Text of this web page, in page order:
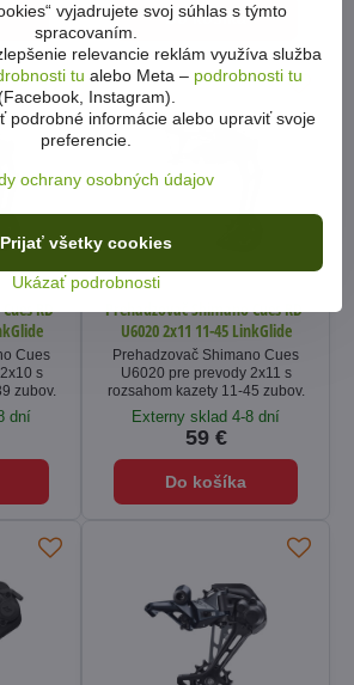
Do košíka
RD-
Cues
s
zubov.
dní
Prehadzovač Shimano Cues RD-
U6020 2x11 11-45 LinkGlide
Prehadzovač Shimano Cues
U6020 pre prevody 2x11 s
rozsahom kazety 11-45 zubov.
Externy sklad 4-8 dní
59 €
Do košíka
vyjadrujete svoj súhlas s týmto
spracovaním.
relevancie reklám využíva služba
tu alebo Meta – podrobnosti tu
Instagram).
podrobné informácie alebo upraviť svoje
preferencie.
ochrany osobných údajov
Ukázať podrobnosti
Prijať všetky cookies